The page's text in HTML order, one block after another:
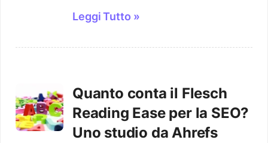
Leggi Tutto »
Quanto conta il Flesch
Reading Ease per la SEO?
Uno studio da Ahrefs